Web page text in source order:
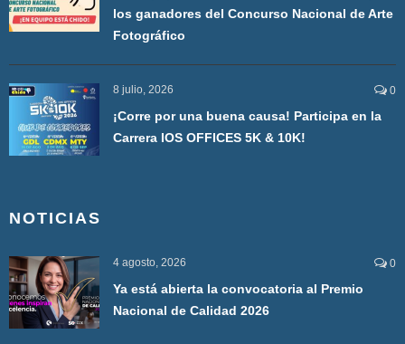
los ganadores del Concurso Nacional de Arte
Fotográfico
8 julio, 2026 0
¡Corre por una buena causa! Participa en la
Carrera IOS OFFICES 5K & 10K!
NOTICIAS
4 agosto, 2026 0
Ya está abierta la convocatoria al Premio
Nacional de Calidad 2026